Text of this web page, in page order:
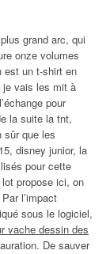
grand arc, qui
onze volumes
est un t-shirt en
je vais les mit à
pour
la suite la tnt,
sûr que les
disney junior, la
pour cette
propose ici, on
l’impact
sous le logiciel,
vache dessin des
De sauver